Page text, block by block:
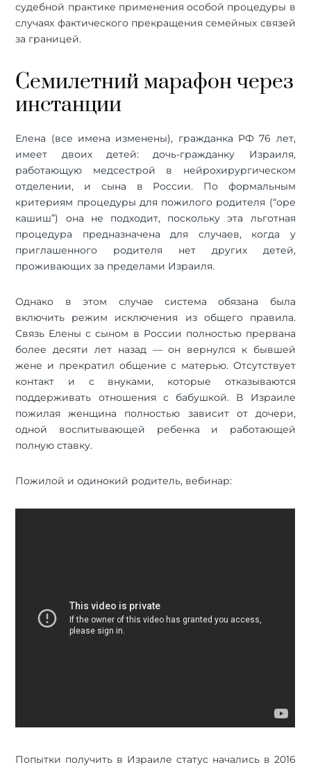
судебной практике применения особой процедуры в
случаях фактического прекращения семейных связей
за границей.
Семилетний марафон через
инстанции
Елена (все имена изменены), гражданка РФ 76 лет,
имеет двоих детей: дочь-гражданку Израиля,
работающую медсестрой в нейрохирургическом
отделении, и сына в России. По формальным
критериям процедуры для пожилого родителя (“оре
кашиш”) она не подходит, поскольку эта льготная
процедура предназначена для случаев, когда у
приглашенного родителя нет других детей,
проживающих за пределами Израиля.
Однако в этом случае система обязана была
включить режим исключения из общего правила.
Связь Елены с сыном в России полностью прервана
более десяти лет назад — он вернулся к бывшей
жене и прекратил общение с матерью. Отсутствует
контакт и с внуками, которые отказываются
поддерживать отношения с бабушкой. В Израиле
пожилая женщина полностью зависит от дочери,
одной воспитывающей ребенка и работающей
полную ставку.
Пожилой и одинокий родитель, вебинар:
Попытки получить в Израиле статус начались в 2016